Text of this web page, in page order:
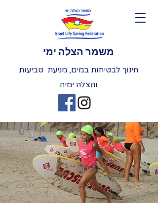
משמר הצלה ימי
חינוך לבטיחות במים, מניעת טביעות
והצלה ימית